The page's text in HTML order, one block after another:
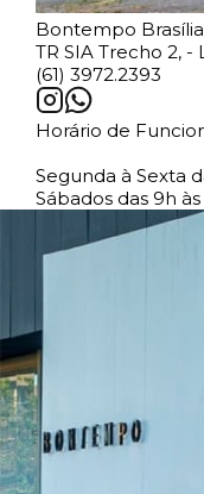
Bontempo Brasília
TR SIA Trecho 2,
(61) 3972.2393
Horário de
Segunda à Sexta
Sábados das 9h às